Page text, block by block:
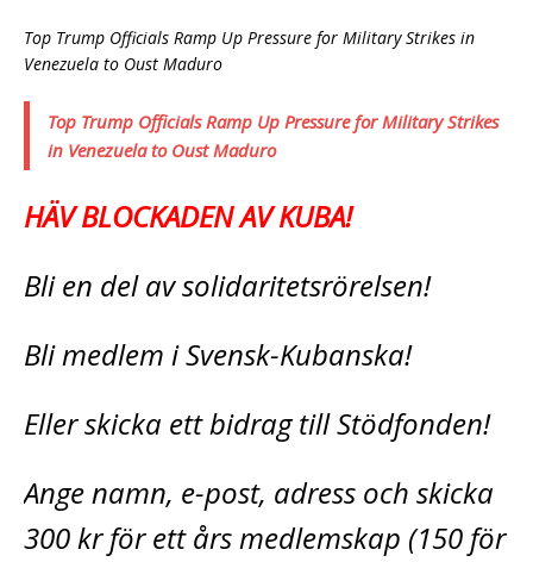
Top Trump Officials Ramp Up Pressure for Military Strikes in
Venezuela to Oust Maduro
Top Trump Officials Ramp Up Pressure for Military Strikes
in Venezuela to Oust Maduro
HÄV BLOCKADEN AV KUBA!
Bli en del av solidaritetsrörelsen!
Bli medlem i Svensk-Kubanska!
Eller skicka ett bidrag till Stödfonden!
Ange namn, e-post, adress och skicka
300 kr för ett års medlemskap (150 för